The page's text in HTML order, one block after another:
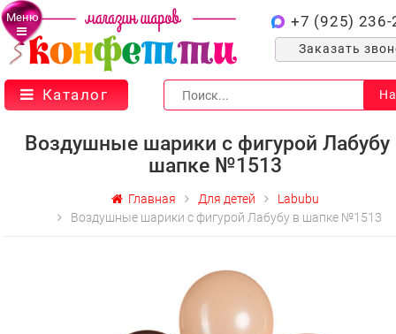
Меню +7 (925) 236-
Заказать
Каталог
Воздушные шарики с фигурой Лабубу
шапке №1513
Главная Для детей
Labubu
Воздушные шарики с фигурой Лабубу в шапке №1513